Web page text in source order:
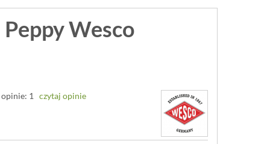
Wesco
opinie: 1 czytaj opinie